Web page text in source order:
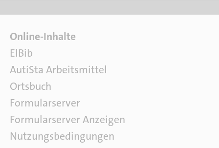
F
a
c
h
l
i
t
e
r
a
Online-Inhalte
ElBib
AutiSta Arbeitsmittel
Ortsbuch
Formularserver
Formularserver Anzeigen
Nutzungsbedingungen